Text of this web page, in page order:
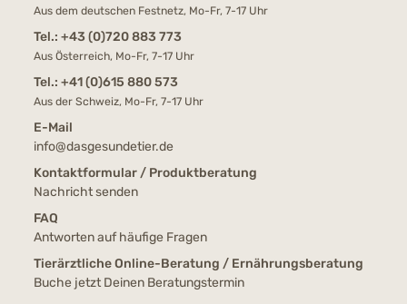
Aus dem deutschen Festnetz, Mo-Fr, 7-17 Uhr
Tel.: +43 (0)720 883 773
Aus Österreich, Mo-Fr, 7-17 Uhr
Tel.: +41 (0)615 880 573
Aus der Schweiz, Mo-Fr, 7-17 Uhr
E-Mail
info@dasgesundetier.de
Kontaktformular / Produktberatung
Nachricht senden
FAQ
Antworten auf häufige Fragen
Tierärztliche Online-Beratung / Ernährungsberatung
Buche jetzt Deinen Beratungstermin